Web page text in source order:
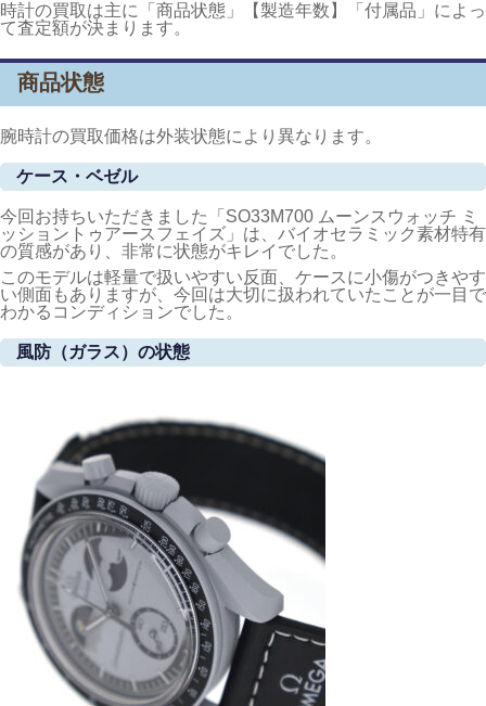
時計の買取は主に「商品状態」【製造年数】「付属品」によっ
て査定額が決まります。
商品状態
腕時計の買取価格は外装状態により異なります。
ケース・ベゼル
今回お持ちいただきました「SO33M700 ムーンスウォッチ ミ
ッショントゥアースフェイズ」は、バイオセラミック素材特有
の質感があり、非常に状態がキレイでした。
このモデルは軽量で扱いやすい反面、ケースに小傷がつきやす
い側面もありますが、今回は大切に扱われていたことが一目で
わかるコンディションでした。
風防（ガラス）の状態